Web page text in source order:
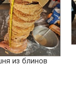
из блинов